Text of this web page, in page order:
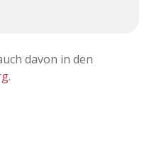
davon in den
.